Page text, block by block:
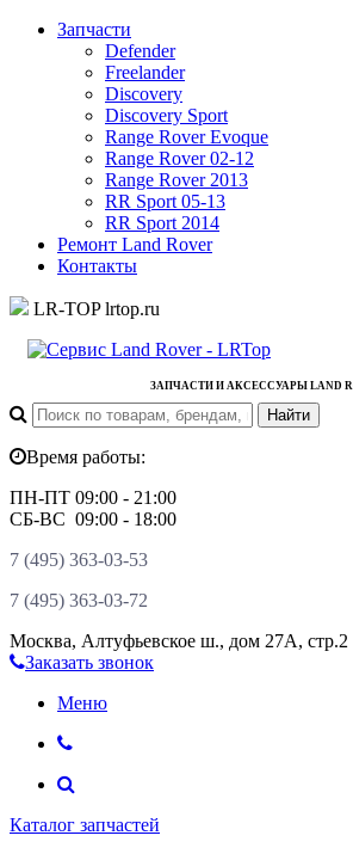
Запчасти
Defender
Freelander
Discovery
Discovery Sport
Range Rover Evoque
Range Rover 02-12
Range Rover 2013
RR Sport 05-13
RR Sport 2014
Ремонт Land Rover
Контакты
LR-TOP lrtop.ru
ЗАПЧАСТИ И АКСЕССУАРЫ LAND
Время работы:
ПН-ПТ 09:00 - 21:00
СБ-ВС 09:00 - 18:00
7 (495) 363-03-53
7 (495) 363-03-72
Москва, Алтуфьевское ш., дом 27А, стр.2
Заказать звонок
Меню
Каталог запчастей